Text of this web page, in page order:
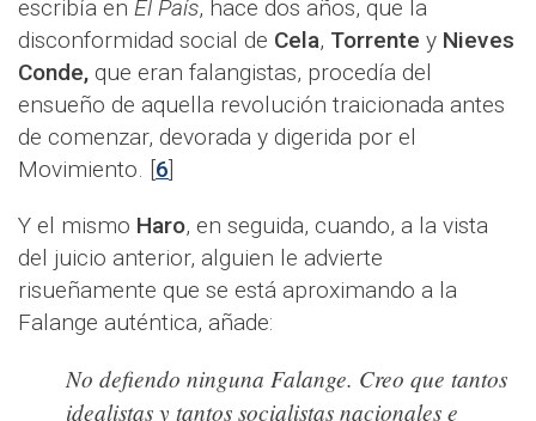
escribía en El País, hace dos años, que la
disconformidad social de Cela, Torrente y Nieves
Conde, que eran falangistas, procedía del
ensueño de aquella revolución traicionada antes
de comenzar, devorada y digerida por el
Movimiento. [6]
Y el mismo Haro, en seguida, cuando, a la vista
del juicio anterior, alguien le advierte
risueñamente que se está aproximando a la
Falange auténtica, añade:
No defiendo ninguna Falange. Creo que tantos
idealistas y tantos socialistas nacionales e